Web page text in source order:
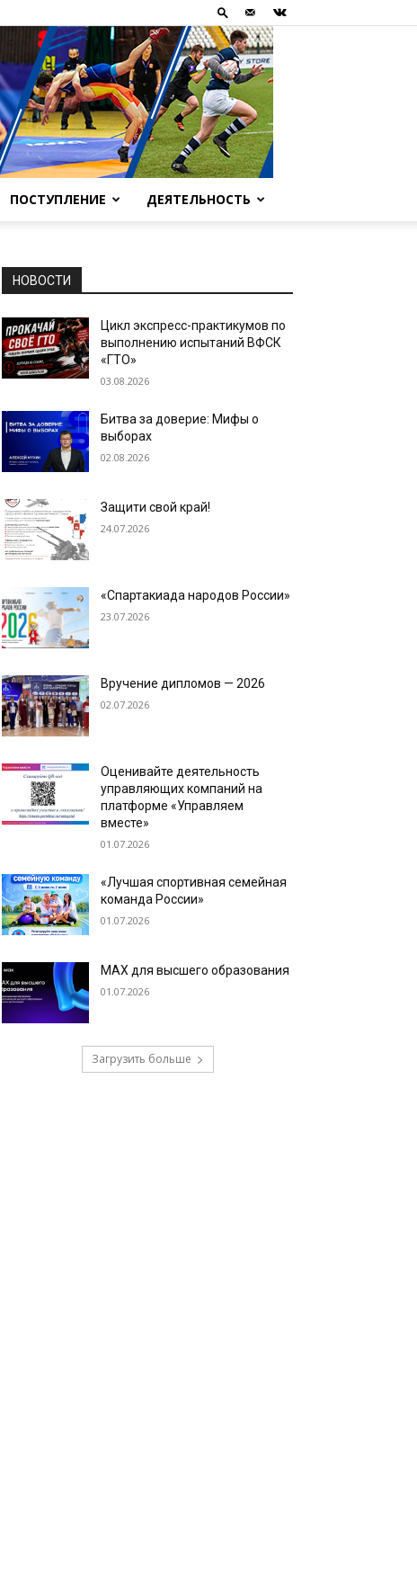
ПОСТУПЛЕНИЕ ДЕЯТЕЛЬНОСТЬ
НОВОСТИ
Цикл экспресс-практикумов по
выполнению испытаний ВФСК
«ГТО»
03.08.2026
Битва за доверие: Мифы о
выборах
02.08.2026
Защити свой край!
24.07.2026
«Спартакиада народов России»
23.07.2026
Вручение дипломов — 2026
02.07.2026
Оценивайте деятельность
управляющих компаний на
платформе «Управляем
вместе»
01.07.2026
«Лучшая спортивная семейная
команда России»
01.07.2026
МАХ для высшего образования
01.07.2026
Загрузить больше